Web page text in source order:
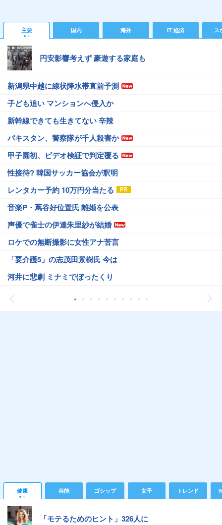
主要 国内 海外 IT 経済 ス
円安影響考えず 豪遊する家庭も
新潟県中越に線状降水帯直前予測
子ども追い マンションへ侵入か
新幹線できても生きてない 辛辣
パキスタン、警察隊が千人殺害か
甲子園初、ビデオ検証で判定覆る
性接待? 韓国サッカー協会が釈明
レンタカー予約 10万円分当たる
音楽P・蔦谷好位置氏 離婚を公表
声優で雀士の伊達朱里紗が結婚
ロケでの無断撮影に女性アナ苦言
「要介護5」の志茂田景樹氏 今は
河井に悲劇 ミナミでぼったくり
健康 芸能 ゴシップ 女子 トレンド
「モテるためのヒント」326人に